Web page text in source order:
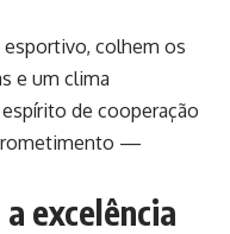
colhem os
e um clima
de cooperação
—
excelência